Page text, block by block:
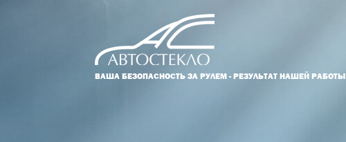
ВАША БЕЗОПАСНОСТЬ ЗА РУЛЕМ - РЕЗУЛЬТАТ НАШЕЙ РАБОТЫ